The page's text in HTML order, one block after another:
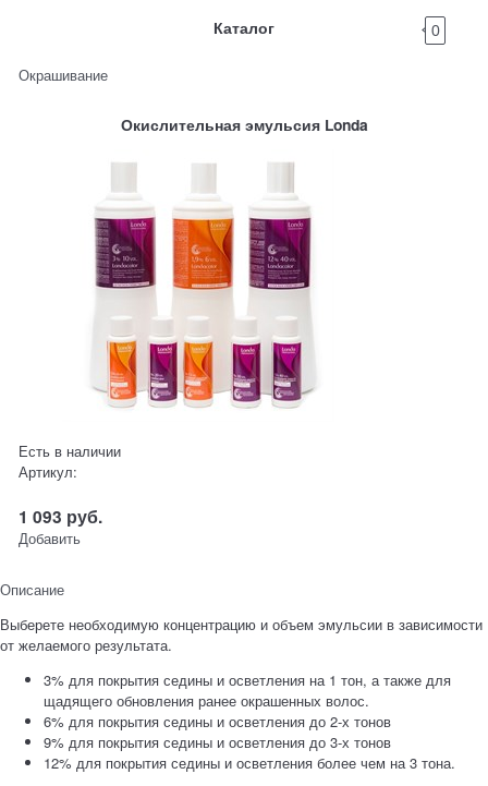
Каталог 0
Окрашивание
Окислительная эмульсия Londa
Есть в наличии
Артикул:
1 093 руб.
Добавить
Описание
Выберете необходимую концентрацию и объем эмульсии в зависимости
от желаемого результата.
3% для покрытия седины и осветления на 1 тон, а также для
щадящего обновления ранее окрашенных волос.
6% для покрытия седины и осветления до 2-х тонов
9% для покрытия седины и осветления до 3-х тонов
12% для покрытия седины и осветления более чем на 3 тона.